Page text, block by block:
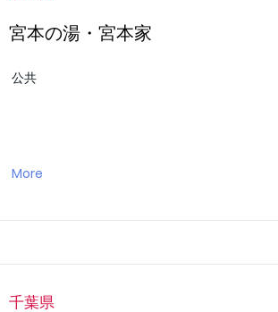
宮本の湯・宮本家
公共
More
千葉県